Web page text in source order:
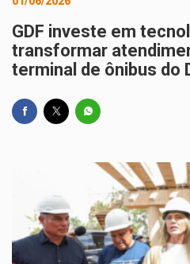
GDF investe em
transformar
terminal de ônibus do